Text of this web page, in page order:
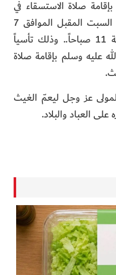
صلاة الاستسقاء في
جميع مساجد الدولة، يوم السبت المقبل الموافق 7
ديسمبر الجاري في الساعة 11 صباحاً.. وذلك تأسياً
عليه وسلم بإقامة صلاة
عز وجل ليعمّ الغيث
العباد والبلاد.